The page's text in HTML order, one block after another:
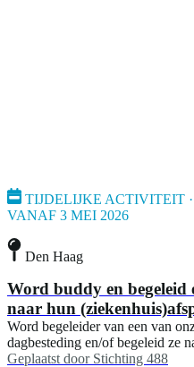
TIJDELIJKE ACTIVITEIT
VANAF 3 MEI 2026
Den Haag
Word buddy en begeleid
naar hun
Word begeleider van een van
dagbesteding en/of begeleid ze
Geplaatst door Stichting 488